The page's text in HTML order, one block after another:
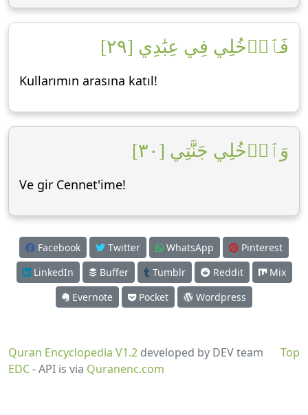
فَٱدۡخُلِي فِي عِبَٰدِي [٢٩]
Kullarımın arasına katıl!
وَٱدۡخُلِي جَنَّتِي [٣٠]
Ve gir Cennet'ime!
Facebook Twitter WhatsApp
Pinterest
LinkedIn
Buffer Tumblr Reddit
Mix
Evernote
Pocket Wordpress
Top
Quran Encyclopedia V1.2 developed by DEV team
EDC- API is via Quranenc.com